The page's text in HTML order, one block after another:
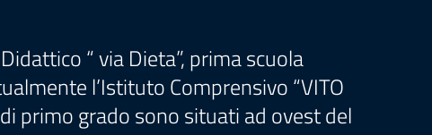
“ via Dieta”, prima scuola
l’Istituto Comprensivo “VITO
primo grado sono situati ad ovest del